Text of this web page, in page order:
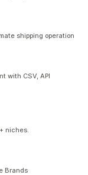
shipping operation
with CSV, API
niches.
Brands